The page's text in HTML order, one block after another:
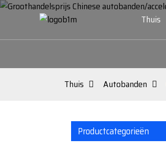
Thuis
Thuis Autobanden
Productcategorieën
Loading...
Loading...